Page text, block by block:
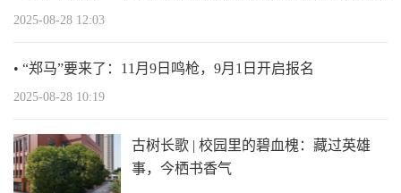
2025-08-28 12:03
“郑马”要来了：11月9日鸣枪，9月1日开启报名
2025-08-28 10:19
古树长歌 | 校园里的碧血槐：藏过英雄
事，今栖书香气